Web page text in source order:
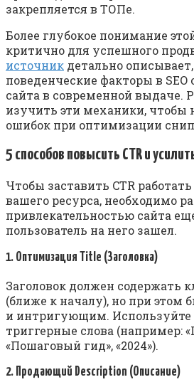
закрепляется в ТОПе.
Более глубокое понимание
критично для успешного
источник детально
поведенческие факторы в
сайта в современной выдаче.
изучить эти механики, чтобы
ошибок при оптимизации
5 способов повысить CTR и
Чтобы заставить CTR
вашего ресурса, необходимо
привлекательностью сайта
пользователь на него зашел.
1. Оптимизация Title (Заголовка)
Заголовок должен содержать
(ближе к началу), но при этом
и интригующим. Используйте
триггерные слова (например:
«Пошаговый гид», «2024»).
2. Продающий Description (Описание)